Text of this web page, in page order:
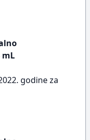
mL
godine za